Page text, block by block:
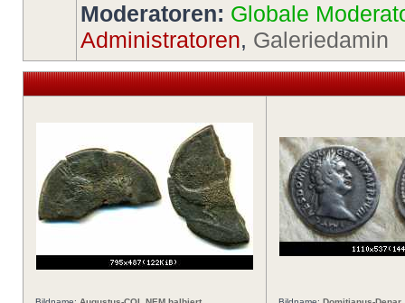
Moderatoren: Globale
Administratoren, Galeriedamin